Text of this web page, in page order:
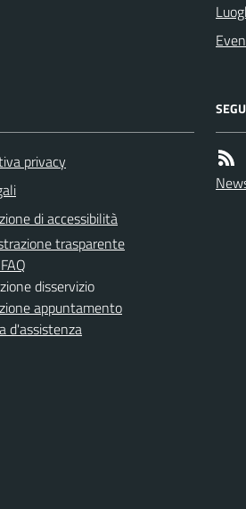
privacy
di accessibilità
trasparente
disservizio
appuntamento
d'assistenza